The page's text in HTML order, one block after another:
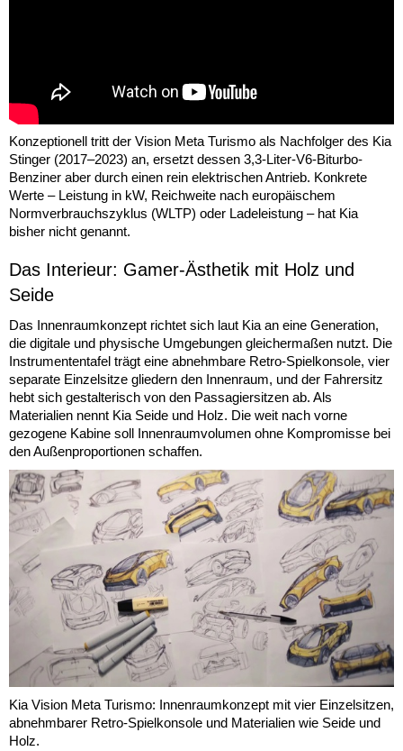
Konzeptionell tritt der Vision Meta Turismo als Nachfolger des Kia
Stinger (2017–2023) an, ersetzt dessen 3,3-Liter-V6-Biturbo-
Benziner aber durch einen rein elektrischen Antrieb. Konkrete
Werte – Leistung in kW, Reichweite nach europäischem
Normverbrauchszyklus (WLTP) oder Ladeleistung – hat Kia
bisher nicht genannt.
Das Interieur: Gamer-Ästhetik mit Holz und
Seide
Das Innenraumkonzept richtet sich laut Kia an eine Generation,
die digitale und physische Umgebungen gleichermaßen nutzt. Die
Instrumententafel trägt eine abnehmbare Retro-Spielkonsole, vier
separate Einzelsitze gliedern den Innenraum, und der Fahrersitz
hebt sich gestalterisch von den Passagiersitzen ab. Als
Materialien nennt Kia Seide und Holz. Die weit nach vorne
gezogene Kabine soll Innenraumvolumen ohne Kompromisse bei
den Außenproportionen schaffen.
Kia Vision Meta Turismo: Innenraumkonzept mit vier Einzelsitzen,
abnehmbarer Retro-Spielkonsole und Materialien wie Seide und
Holz.